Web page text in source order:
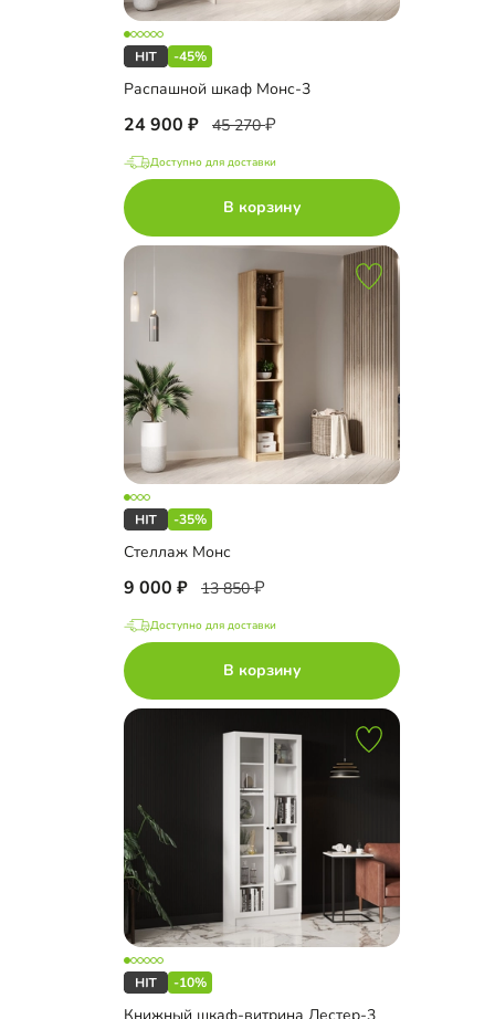
-45%
Распашной шкаф Монс-3
24 900 45 270
Доступно для доставки
В корзину
-35%
Стеллаж Монс
9 000 13 850
Доступно для доставки
В корзину
-10%